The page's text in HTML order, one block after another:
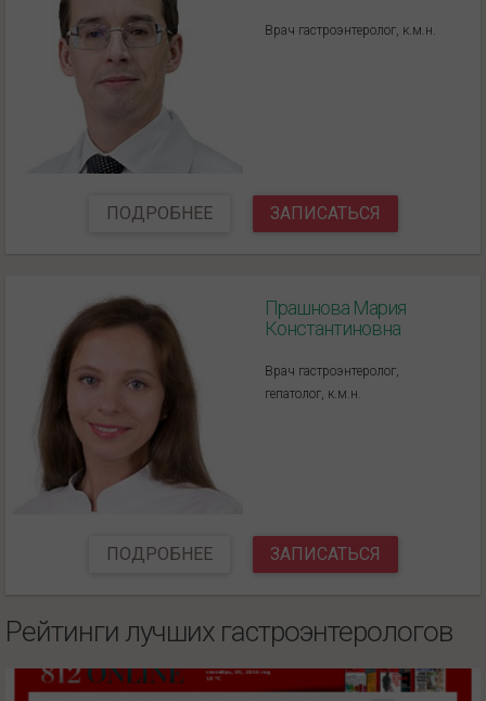
Врач гастроэнтеролог, к.м.н.
ПОДРОБНЕЕ ЗАПИСАТЬСЯ
Прашнова Мария
Константиновна
Врач гастроэнтеролог,
гепатолог, к.м.н.
ПОДРОБНЕЕ ЗАПИСАТЬСЯ
Рейтинги лучших гастроэнтерологов